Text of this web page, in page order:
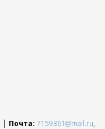
| Почта: 7159361@mail.ru,